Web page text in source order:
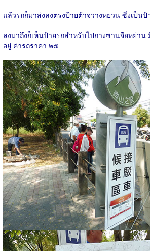
แล้วรถก็มาส่งลงตรงป้ายต้าจวางหยวน ซึ่งเป็น
ลงมาถึงก็เห็นป้ายรถสำหรับไปกางซานจือหย่า
อยู่ ค่ารถราคา ๒๕